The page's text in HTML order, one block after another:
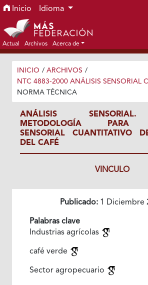
Ir al menú de navegación principal
Ir al contenido principal
Ir al pie de página del sitio
Inicio Idioma
Actual Archivos Acerca de
INICIO / ARCHIVOS /
NTC 4883-2000 ANÁLISIS SENSORIAL
NORMA TÉCNICA
ANÁLISIS
METODOLOGÍA PARA
SENSORIAL CUANTITATIVO
DEL CAFÉ
VINCULO
Publicado:1 Diciembre
Palabras clave
Industrias agrícolas
café verde
Sector agropecuario